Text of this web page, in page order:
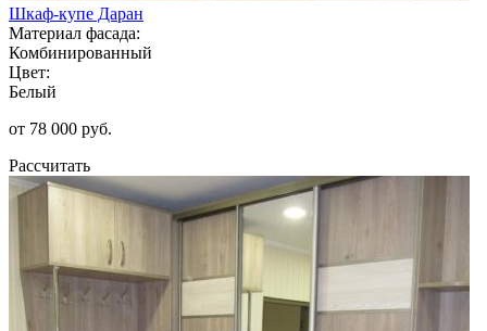
Шкаф-купе Даран
Материал фасада:
Комбинированный
Цвет:
Белый
от 78 000 руб.
Рассчитать